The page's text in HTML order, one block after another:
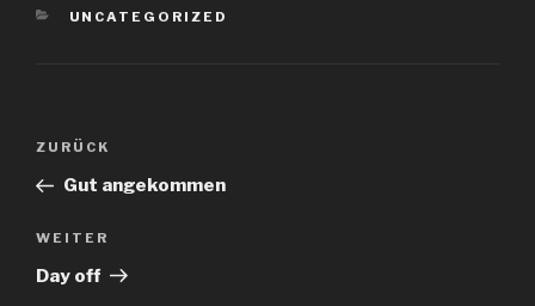
KATEGORIEN
UNCATEGORIZED
Beitragsnavigation
Vorheriger
Beitrag
ZURÜCK
Gut angekommen
Nächster
Beitrag
WEITER
Day off